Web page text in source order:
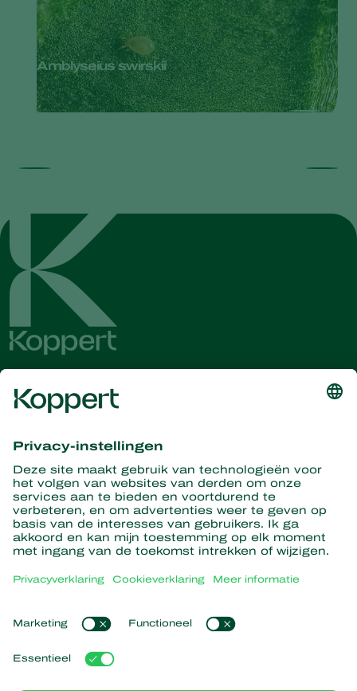
Amblyseius swirskii
Ontvang het laatste nieuws en
informatie
Hier aanmelden
Partners with Nature
Roofmijten
Roofinsecten
Nuttige nematoden
Nuttige micro-organismen
Gewasbescherming
Nieuws en informatie
Duurzaamheid
Werken bij Koppert
Contact
Populaire links
Ervaringen van klanten
Koppert Global